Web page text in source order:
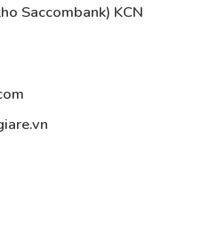
Saccombank) KCN